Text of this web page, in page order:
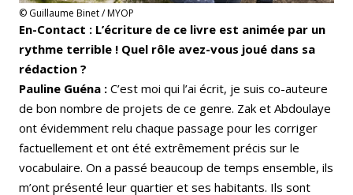
© Guillaume Binet / MYOP
En-Contact : L’écriture de ce livre est animée par un
rythme terrible ! Quel rôle avez-vous joué dans sa
rédaction ?
Pauline Guéna : C’est moi qui l’ai écrit, je suis co-auteure
de bon nombre de projets de ce genre. Zak et Abdoulaye
ont évidemment relu chaque passage pour les corriger
factuellement et ont été extrêmement précis sur le
vocabulaire. On a passé beaucoup de temps ensemble, ils
m’ont présenté leur quartier et ses habitants. Ils sont